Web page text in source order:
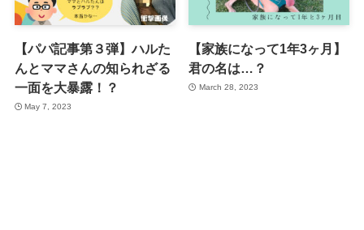
【パパ記事第３弾】ハルた
んとママさんの知られざる
一面を大暴露！？
May 7, 2023
【家族になって1年3ヶ月】
君の名は…？
March 28, 2023